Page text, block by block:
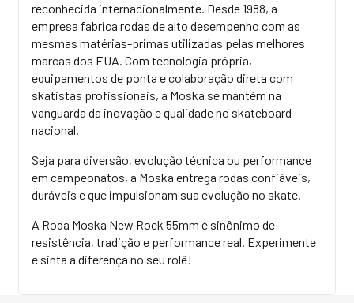
reconhecida internacionalmente. Desde 1988, a
empresa fabrica rodas de alto desempenho com as
mesmas matérias-primas utilizadas pelas melhores
marcas dos EUA. Com tecnologia própria,
equipamentos de ponta e colaboração direta com
skatistas profissionais, a Moska se mantém na
vanguarda da inovação e qualidade no skateboard
nacional.
Seja para diversão, evolução técnica ou performance
em campeonatos, a Moska entrega rodas confiáveis,
duráveis e que impulsionam sua evolução no skate.
A Roda Moska New Rock 55mm é sinônimo de
resistência, tradição e performance real. Experimente
e sinta a diferença no seu rolê!